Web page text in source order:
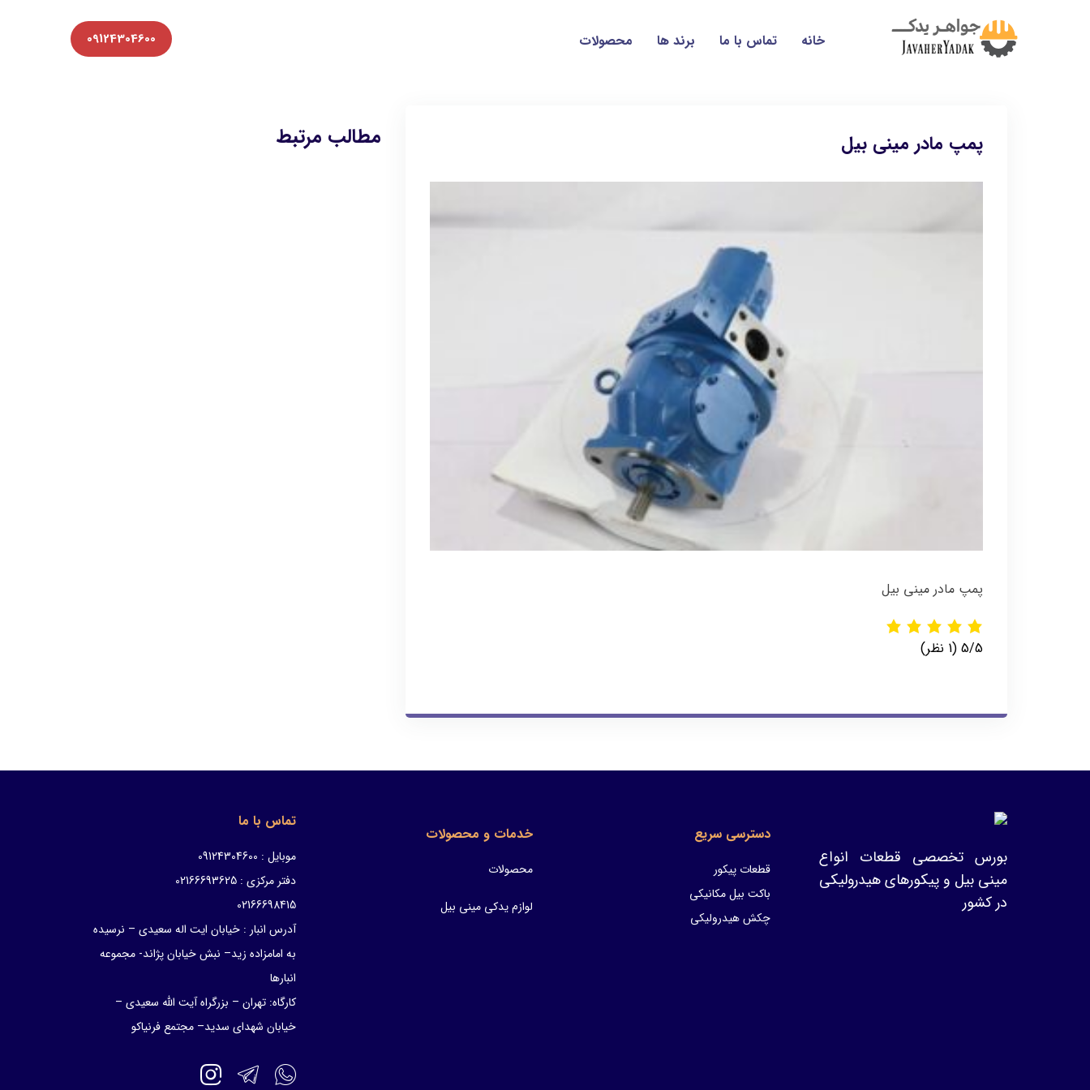
خانه تماس با ما برند ها محصولات 09124304600
پمپ مادر مینی بیل
پمپ مادر مینی بیل
‫5/5 ‫(1 نظر)
مطالب مرتبط
بورس تخصصی قطعات انواع
مینی بیل و پیکورهای هیدرولیکی
در کشور
دسترسی سریع
قطعات پیکور
باکت بیل مکانیکی
چکش هیدرولیکی
خدمات و محصولات
محصولات
لوازم یدکی مینی بیل
تماس با ما
موبایل : 09124304600
دفتر مرکزی : 02166693625
02166698415
آدرس انبار : خیابان ایت اله سعیدی – نرسیده
به امامزاده زید– نبش خیابان پژاند- مجموعه
انبارها
کارگاه: تهران – بزرگراه آیت الله سعیدی –
خیابان شهدای سدید– مجتمع فرنیاکو